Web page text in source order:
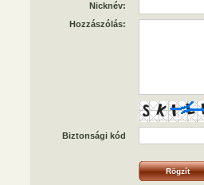
Nicknév:
Hozzászólás:
Biztonsági kód